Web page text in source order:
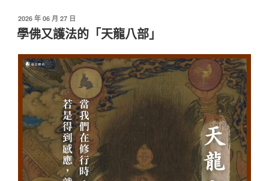
發
佈
於
2026 年 06 月 27 日
學佛又護法的「天龍八部」